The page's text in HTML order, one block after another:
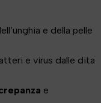
e della pelle
e virus dalle dita
e